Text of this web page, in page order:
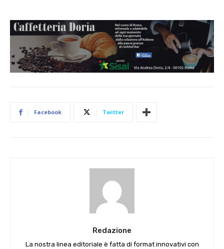
Facebook Twitter
Redazione
La nostra linea editoriale è fatta di format innovativi con